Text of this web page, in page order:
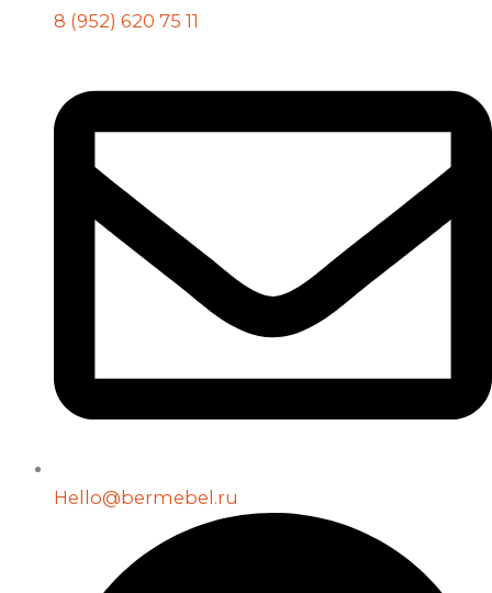
8 (952) 620 75 11
Hello@bermebel.ru